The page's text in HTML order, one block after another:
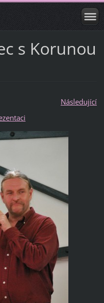
s Korunou
Následující